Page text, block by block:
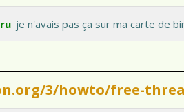
je n'avais pas ça sur ma carte de
3/howto/free-